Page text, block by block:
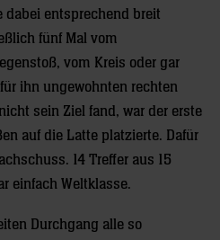
dabei entsprechend breit
fünf Mal vom
vom Kreis oder gar
ihn ungewohnten rechten
sein Ziel fand, war der erste
auf die Latte platzierte. Dafür
14 Treffer aus 15
einfach Weltklasse.
Durchgang alle so